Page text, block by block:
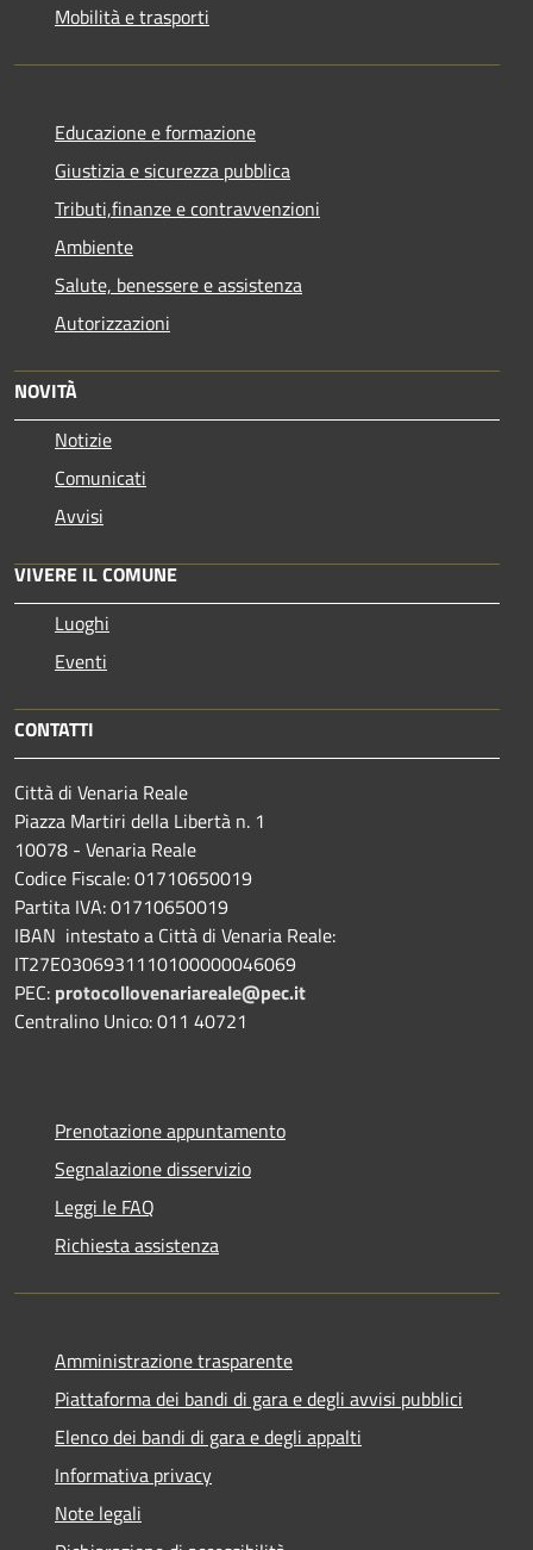
Mobilità e trasporti
Educazione e formazione
Giustizia e sicurezza pubblica
Tributi,finanze e contravvenzioni
Ambiente
Salute, benessere e assistenza
Autorizzazioni
NOVITÀ
Notizie
Comunicati
Avvisi
VIVERE IL COMUNE
Luoghi
Eventi
CONTATTI
Città di Venaria Reale
Piazza Martiri della Libertà n. 1
10078 - Venaria Reale
Codice Fiscale: 01710650019
Partita IVA: 01710650019
IBAN intestato a Città di Venaria Reale:
IT27E0306931110100000046069
PEC: protocollovenariareale@pec.it
Centralino Unico: 011 40721
Prenotazione appuntamento
Segnalazione disservizio
Leggi le FAQ
Richiesta assistenza
Amministrazione trasparente
Piattaforma dei bandi di gara e degli avvisi pubblici
Elenco dei bandi di gara e degli appalti
Informativa privacy
Note legali